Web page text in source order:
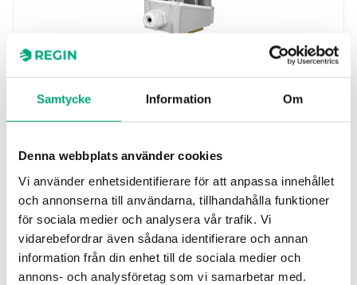
Samtycke Information Om
Denna webbplats använder cookies
Vi använder enhetsidentifierare för att anpassa innehållet
och annonserna till användarna, tillhandahålla funktioner
för sociala medier och analysera vår trafik. Vi
vidarebefordrar även sådana identifierare och annan
information från din enhet till de sociala medier och
annons- och analysföretag som vi samarbetar med.
REGIN
Elektromekaniska flödesvakter lämpliga för rör
i industriella anläggningar: värme- och
kylsystem, luftkonditionering…
Max tryck
1100 kPa
Börvärde, flöde